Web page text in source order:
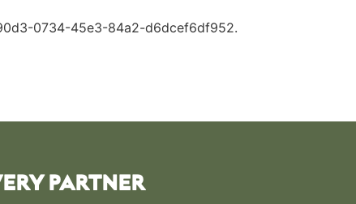
0734-45e3-84a2-d6dcef6df952.
PARTNER